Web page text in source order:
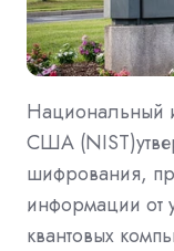
Национальный
США
шифрования,
информации от
квантовых